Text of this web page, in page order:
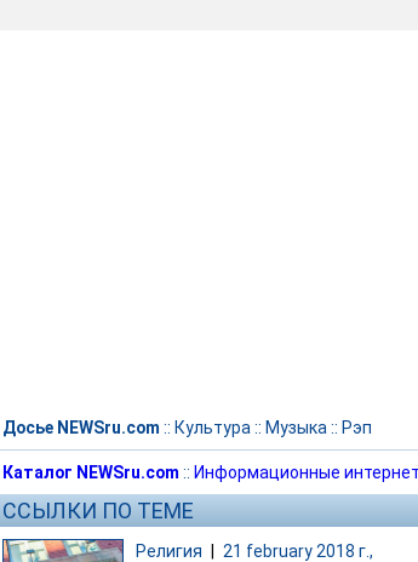
Досье NEWSru.com :: Культура :: Музыка :: Рэп
Каталог NEWSru.com :: Информационные
ССЫЛКИ ПО ТЕМЕ
Религия 21 february 2018 г.,